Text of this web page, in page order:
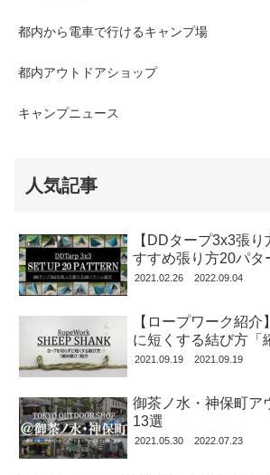
都内から電車で行けるキャンプ場
都内アウトドアショップ
キャンプニュース
人気記事
【DDタープ3x3張
すすめ張り方20パタ
2021.02.26 2022.09.04
【ロープワーク紹
に短くする結び方「
2021.09.19 2021.09.19
御茶ノ水・神保町ア
13選
2021.05.30 2022.07.23